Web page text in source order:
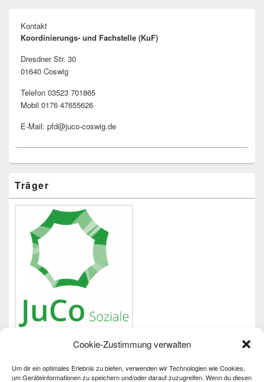
Cookie-Zustimmung verwalten
Um dir ein optimales Erlebnis zu bieten, verwenden wir Technologien wie Cookies,
um Geräteinformationen zu speichern und/oder darauf zuzugreifen. Wenn du diesen
Kontakt
Koordinierungs- und Fachstelle (KuF)
Dresdner Str. 30
01640 Coswig
Telefon 03523 701865
Mobil 0176 47655626
E-Mail: pfd@juco-coswig.de
Träger
Wichtiges